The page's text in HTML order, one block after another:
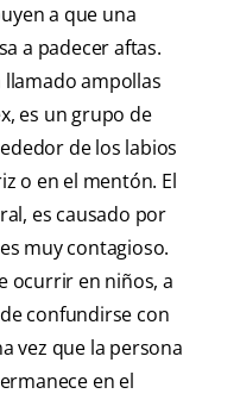
a que una
a padecer aftas.
llamado ampollas
es un grupo de
de los labios
o en el mentón. El
es causado por
muy contagioso.
ocurrir en niños, a
confundirse con
vez que la persona
en el